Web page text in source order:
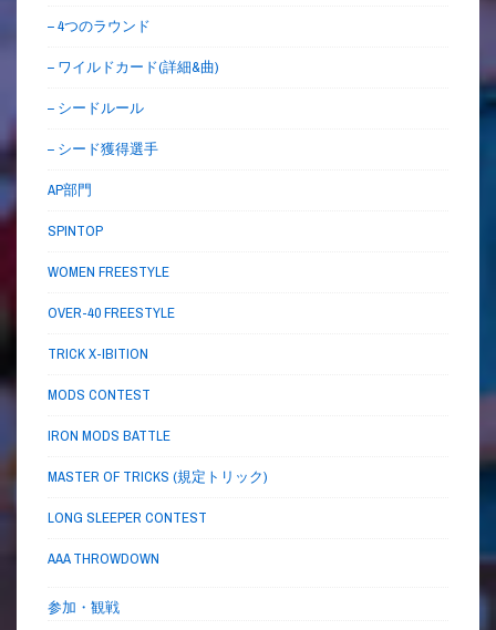
– 4つのラウンド
– ワイルドカード(詳細&曲)
– シードルール
– シード獲得選手
AP部門
SPINTOP
WOMEN FREESTYLE
OVER-40 FREESTYLE
TRICK X-IBITION
MODS CONTEST
IRON MODS BATTLE
MASTER OF TRICKS (規定トリック)
LONG SLEEPER CONTEST
AAA THROWDOWN
参加・観戦